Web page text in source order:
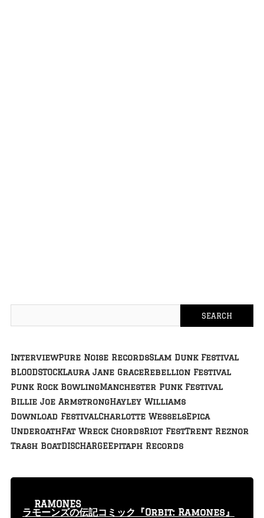
InterviewPure Noise RecordsSlam Dunk Festival
BLOODSTOCKLaura Jane GraceRebellion Festival
Punk Rock BowlingManchester Punk Festival
Billie Joe ArmstrongHayley Williams
Download FestivalCharlotte WesselsEpica
UnderoathFat Wreck ChordsRiot FestTrent Reznor
Trash BoatDISCHARGEEpitaph Records
ラモーンズの伝記コミック『Orbit: Ramones』
RAMONES